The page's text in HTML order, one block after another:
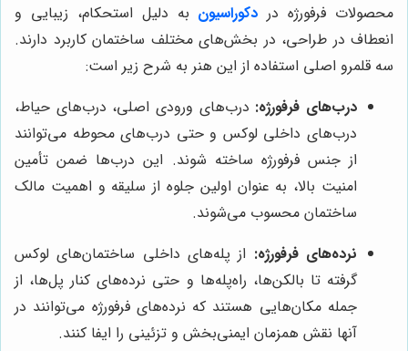
محصولات فرفورژه در دکوراسیون به دلیل استحکام، زیبایی و
انعطاف در طراحی، در بخش‌های مختلف ساختمان کاربرد دارند.
سه قلمرو اصلی استفاده از این هنر به شرح زیر است:
درب‌های فرفورژه: درب‌های ورودی اصلی، درب‌های حیاط،
درب‌های داخلی لوکس و حتی درب‌های محوطه می‌توانند
از جنس فرفورژه ساخته شوند. این درب‌ها ضمن تأمین
امنیت بالا، به عنوان اولین جلوه از سلیقه و اهمیت مالک
ساختمان محسوب می‌شوند.
نرده‌های فرفورژه: از پله‌های داخلی ساختمان‌های لوکس
گرفته تا بالکن‌ها، راه‌پله‌ها و حتی نرده‌های کنار پل‌ها، از
جمله مکان‌هایی هستند که نرده‌های فرفورژه می‌توانند در
آنها نقش همزمان ایمنی‌بخش و تزئینی را ایفا کنند.